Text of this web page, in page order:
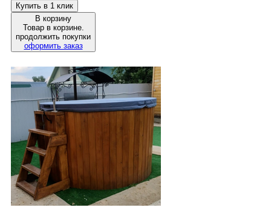
Купить в 1 клик
В корзину
Товар в корзине.
продолжить покупки
оформить заказ